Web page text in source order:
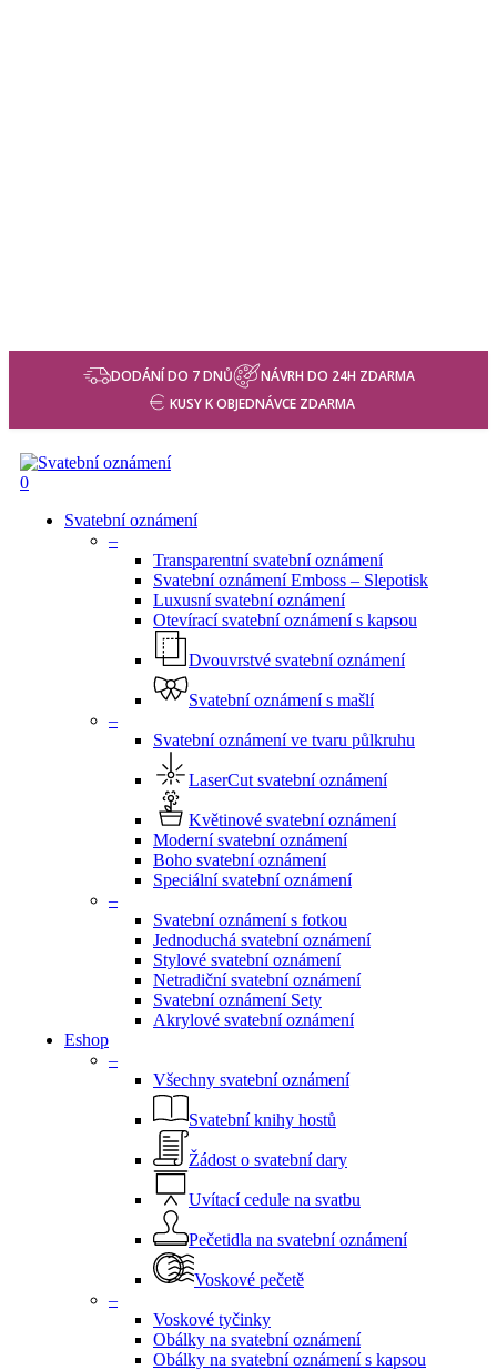
DODÁNÍ DO 7 DNŮ
NÁVRH DO 24H ZDARMA
KUSY K OBJEDNÁVCE ZDARMA
0
Svatební oznámení
–
Transparentní svatební oznámení
Svatební oznámení Emboss – Slepotisk
Luxusní svatební oznámení
Otevírací svatební oznámení s kapsou
Dvouvrstvé svatební oznámení
Svatební oznámení s mašlí
–
Svatební oznámení ve tvaru půlkruhu
LaserCut svatební oznámení
Květinové svatební oznámení
Moderní svatební oznámení
Boho svatební oznámení
Speciální svatební oznámení
–
Svatební oznámení s fotkou
Jednoduchá svatební oznámení
Stylové svatební oznámení
Netradiční svatební oznámení
Svatební oznámení Sety
Akrylové svatební oznámení
Eshop
–
Všechny svatební oznámení
Svatební knihy hostů
Žádost o svatební dary
Uvítací cedule na svatbu
Pečetidla na svatební oznámení
Voskové pečetě
–
Voskové tyčinky
Obálky na svatební oznámení
Obálky na svatební oznámení s kapsou